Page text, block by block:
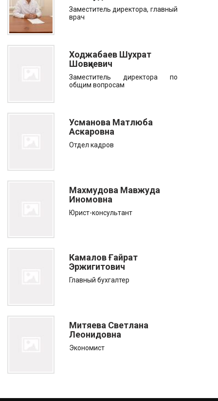
Заместитель директора, главный
врач
Ходжабаев Шухрат
Шовқиевич
Заместитель директора по
общим вопросам
Усманова Матлюба
Аскаровна
Отдел кадров
Махмудова Мавжуда
Иномовна
Юрист-консультант
Камалов Ғайрат
Эржигитович
Главный бухгалтер
Митяева Светлана
Леонидовна
Экономист